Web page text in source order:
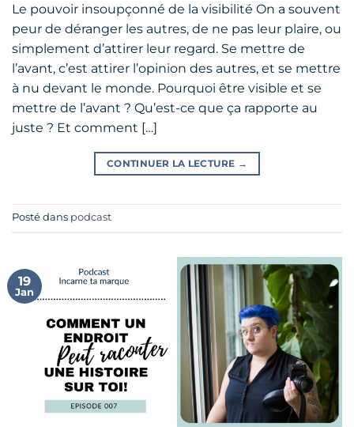
Le pouvoir insoupçonné de la visibilité On a souvent
peur de déranger les autres, de ne pas leur plaire, ou
simplement d’attirer leur regard. Se mettre de
l’avant, c’est attirer l’opinion des autres, et se mettre
à nu devant le monde. Pourquoi être visible et se
mettre de l’avant ? Qu’est-ce que ça rapporte au
juste ? Et comment […]
CONTINUER LA LECTURE →
Posté dans podcast
19
Jan